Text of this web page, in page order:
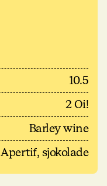
10.5
2 Oi!
Barley wine
Apertif, sjokolade